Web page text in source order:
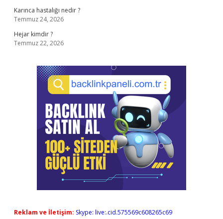
Karınca hastalığı nedir ?
Temmuz 24, 2026
Hejar kimdir ?
Temmuz 22, 2026
Reklam ve İletişim: Skype: live:.cid.575569c608265c69